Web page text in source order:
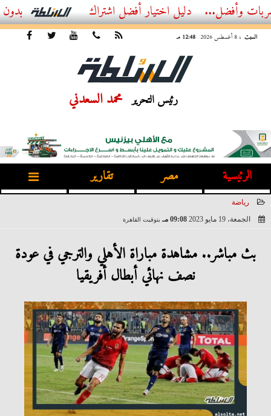
أفضل اشتراك IPTV بدون تقطيع 2026 – دليل المشاهد العصري
السبت ، 8 أغسطس 2026 12:48 مـ
رئيس التحرير محمد السعدني
الرئيسية مصر تقارير
رياضة
الجمعة، 19 مايو 2023
09:08 مـ بتوقيت القاهرة
بث مباشر.. مشاهدة مباراة الأهلي والترجي في عودة
نصف نهائي أبطال أفريقيا